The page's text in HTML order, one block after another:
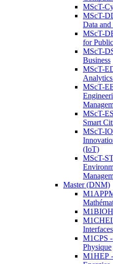
MScT-
MScT-
Data
MScT-
for
MScT-
Business
MScT-
MScT-
MScT-
Smart
MScT-
(IoT)
MScT-
Master (DNM)
Interfaces
M1CPS
Physique
M1HEP